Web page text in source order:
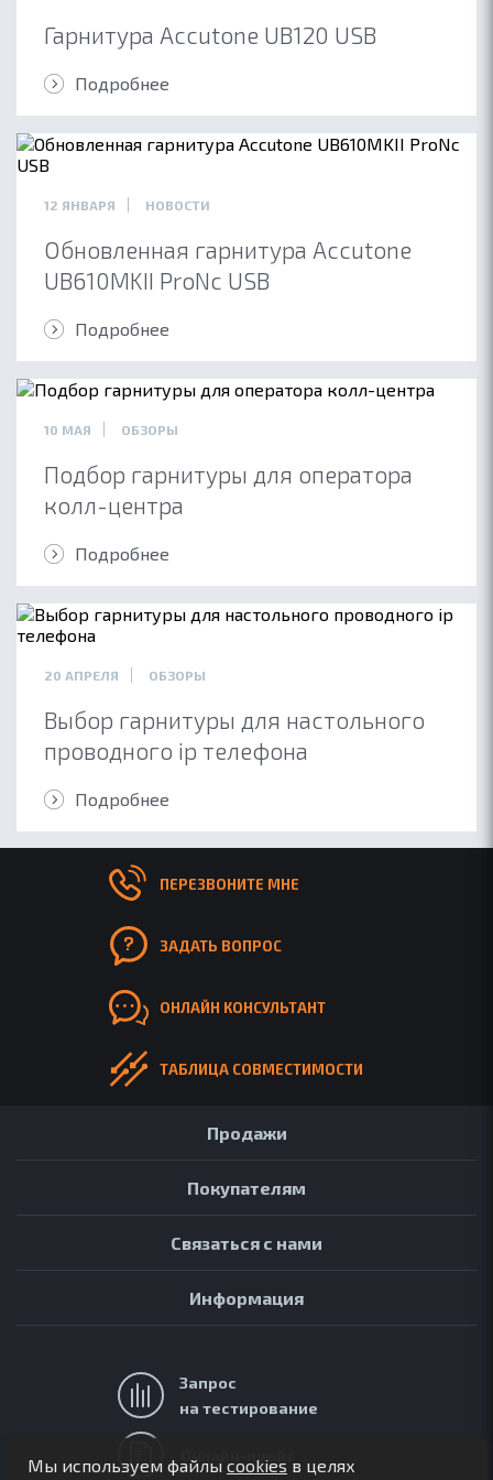
ОБ ACCUTONE
БЛОГ
АРХИВ
Гарнитура Accutone UB120 USB
Подробнее
12 ЯНВАРЯ НОВОСТИ
Обновленная гарнитура Accutone
UB610MKII ProNc USB
Подробнее
10 МАЯ ОБЗОРЫ
Подбор гарнитуры для оператора
колл-центра
Подробнее
20 АПРЕЛЯ ОБЗОРЫ
Выбор гарнитуры для настольного
проводного ip телефона
Подробнее
Мы используем файлы cookies в целях
ПЕРЕЗВОНИТЕ МНЕ
ЗАДАТЬ ВОПРОС
ОНЛАЙН КОНСУЛЬТАНТ
ТАБЛИЦА СОВМЕСТИМОСТИ
Продажи
Покупателям
Связаться с нами
Информация
Запрос
на тестирование